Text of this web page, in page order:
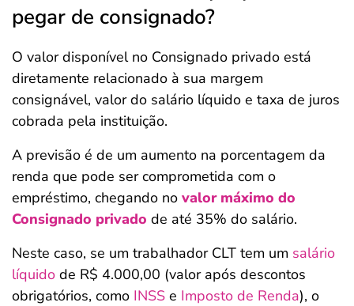
pegar de consignado?
O valor disponível no Consignado privado está
diretamente relacionado à sua margem
consignável, valor do salário líquido e taxa de juros
cobrada pela instituição.
A previsão é de um aumento na porcentagem da
renda que pode ser comprometida com o
empréstimo, chegando no valor máximo do
Consignado privado de até 35% do salário.
Neste caso, se um trabalhador CLT tem um salário
líquido de R$ 4.000,00 (valor após descontos
obrigatórios, como INSS e Imposto de Renda), o